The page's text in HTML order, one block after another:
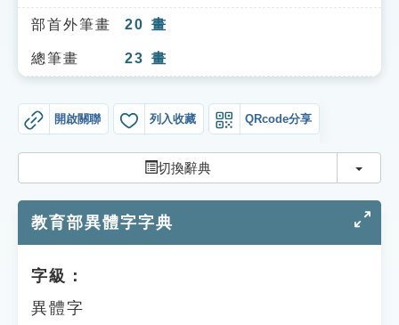
知識索引
單字索引
遊戲專區
教學應用
貓頭鷹博士
部首外筆畫 20 畫
總筆畫 23 畫
開啟關聯 列入收藏 QRcode分享
切換辭典 切換
教育部異體字字典
字級：
異體字